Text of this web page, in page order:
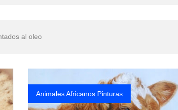
Biryulina Vita
Bellas del Mundo
al oleo
Animales Africanos Pinturas